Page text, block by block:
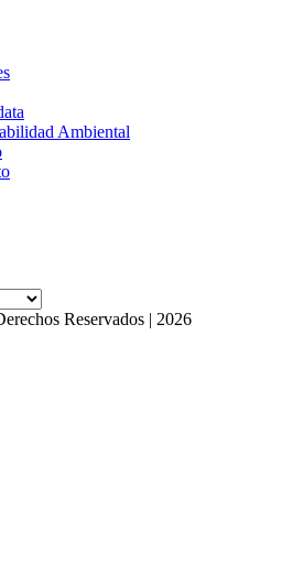
Ambiental
Reservados | 2026